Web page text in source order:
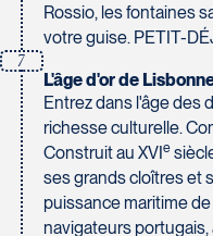
Rossio, les fontaines
votre guise. PETIT-
7
L'âge d'or de
Entrez dans l'âge des
richesse culturelle.
Construit au XVIe
ses grands cloîtres et
puissance maritime
navigateurs
J3V 5K2
Tél :450-441-1220 /
1100 Boulevard de
Québec
Tél : 418-948-8488